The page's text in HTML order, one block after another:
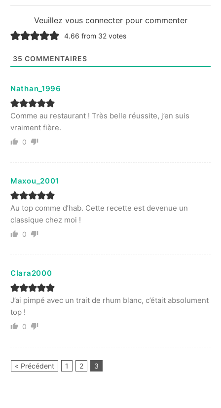
Veuillez vous connecter pour commenter
4.66 from 32 votes
35 COMMENTAIRES
Nathan_1996
Comme au restaurant ! Très belle réussite, j’en suis
vraiment fière.
0
Maxou_2001
Au top comme d’hab. Cette recette est devenue un
classique chez moi !
0
Clara2000
J’ai pimpé avec un trait de rhum blanc, c’était absolument
top !
0
« Précédent 1 2 3